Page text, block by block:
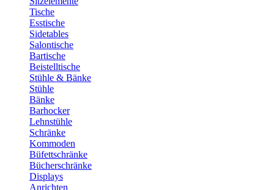
Tische
Esstische
Sidetables
Salontische
Bartische
Beistelltische
Stühle & Bänke
Stühle
Bänke
Barhocker
Lehnstühle
Schränke
Kommoden
Büfettschränke
Bücherschränke
Displays
Anrichten